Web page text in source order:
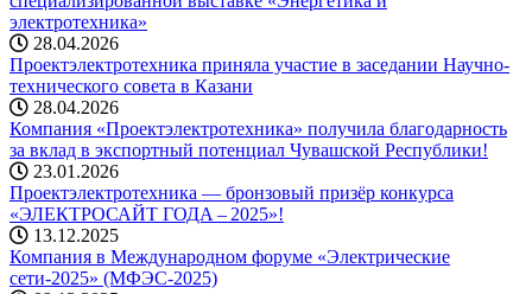
электротехника»
28.04.2026
Проектэлектротехника приняла участие в заседании Научно-
технического совета в Казани
28.04.2026
Компания «Проектэлектротехника» получила благодарность
за вклад в экспортный потенциал Чувашской Республики!
23.01.2026
Проектэлектротехника — бронзовый призёр конкурса
«ЭЛЕКТРОСАЙТ ГОДА – 2025»!
13.12.2025
Компания в Международном форуме «Электрические
сети-2025» (МФЭС-2025)